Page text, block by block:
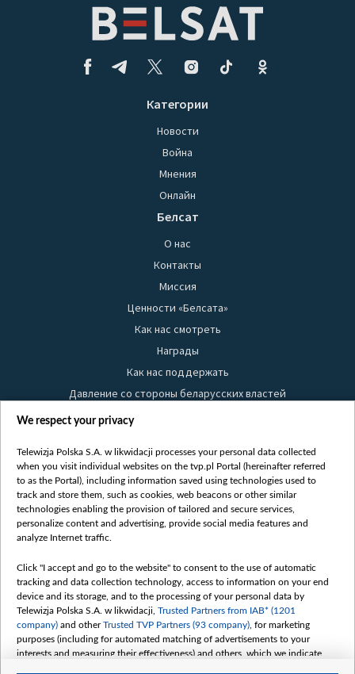
Категории
Новости
Война
Мнения
Онлайн
Белсат
О нас
Контакты
Миссия
Ценности «Белсата»
Как нас смотреть
Награды
Как нас поддержать
Давление со стороны беларусских властей
Правила использования материалов
Безопасность
Youtube
Белсат news
Белсат Life
Belsat English
Biełsat PL
Белсат Now
Белсат Shorts
Белсат History
We respect your privacy
Telewizja Polska S.A. w likwidacji processes your personal data collected
when you visit individual websites on the tvp.pl Portal (hereinafter referred
to as the Portal), including information saved using technologies used to
track and store them, such as cookies, web beacons or other similar
technologies enabling the provision of tailored and secure services,
personalize content and advertising, provide social media features and
analyze Internet traffic.
Click "I accept and go to the website" to consent to the use of automatic
tracking and data collection technology, access to information on your end
device and its storage, and to the processing of your personal data by
Telewizja Polska S.A. w likwidacji, Trusted Partners from IAB* (1201
company) and otherTrusted TVP Partners (93 company) , for marketing
purposes (including for automated matching of advertisements to your
interests and measuring their effectiveness) and others, which we indicate